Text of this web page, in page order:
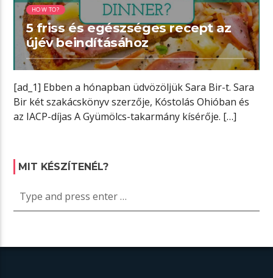
HOW TO?
5 friss és egészséges recept az
újév beindításához
[ad_1] Ebben a hónapban üdvözöljük Sara Bir-t. Sara
Bir két szakácskönyv szerzője, Kóstolás Ohióban és
az IACP-díjas A Gyümölcs-takarmány kísérője. […]
MIT KÉSZÍTENÉL?